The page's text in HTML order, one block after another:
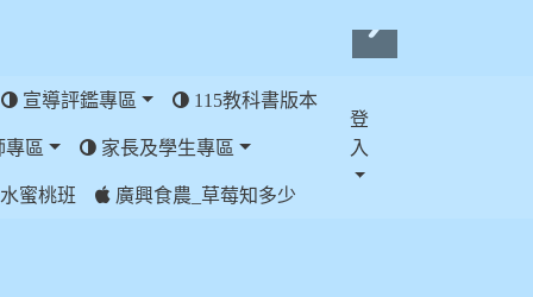
宣導評鑑專區 115教科書版本
專區 家長及學生專區
蜜桃班 廣興食農_草莓知多少
登
入